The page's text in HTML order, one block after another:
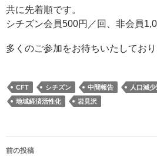
共に先着順です。
シチズン会員500円／回、非会員
多くのご参加をお待ちいたしており
CFT シチズン 中間報告 人口減
地域経済活性化
岩見沢
前の投稿